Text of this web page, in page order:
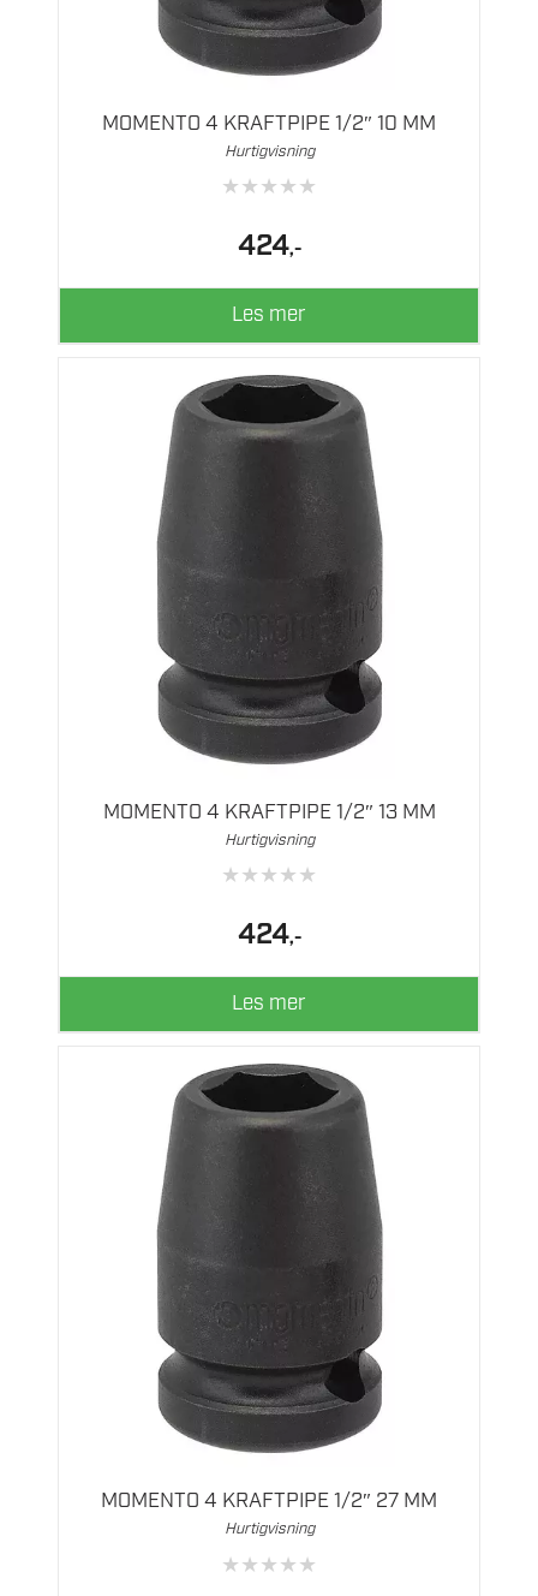
MOMENTO 4 KRAFTPIPE 1/2″ 10 MM
Hurtigvisning
★★★★★
424,-
Les mer
MOMENTO 4 KRAFTPIPE 1/2″ 13 MM
Hurtigvisning
★★★★★
424,-
Les mer
MOMENTO 4 KRAFTPIPE 1/2″ 27 MM
Hurtigvisning
★★★★★